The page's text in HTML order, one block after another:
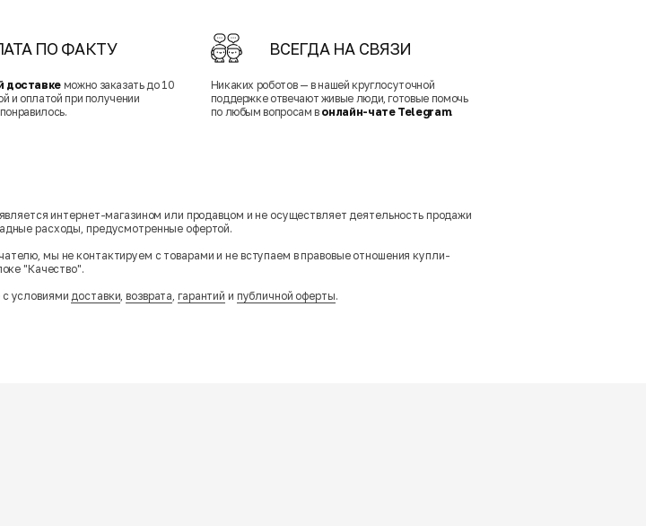
ПО ФАКТУ
доставке можно заказать до 10
и оплатой при получении
ВСЕГДА НА СВЯЗИ
Никаких роботов — в нашей круглосуточной
поддержке отвечают живые люди, готовые помочь
по любым вопросам в онлайн-чате Telegram.
интернет-магазином или продавцом и не осуществляет деятельность продажи
расходы, предусмотренные офертой.
мы не контактируем с товарами и не вступаем в правовые отношения купли-
"Качество".
условиями доставки ,возврата гарантий и публичной оферты.